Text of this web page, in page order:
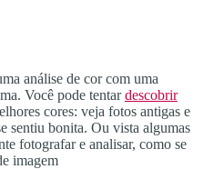
análise de cor com uma
Você pode tentardescobrir
cores: veja fotos antigas e
sentiu bonita. Ou vista algumas
fotografar e analisar, como se
imagem